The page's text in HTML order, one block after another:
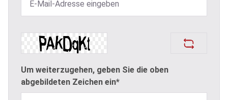
Um weiterzugehen, geben Sie die oben
abgebildeten Zeichen ein*